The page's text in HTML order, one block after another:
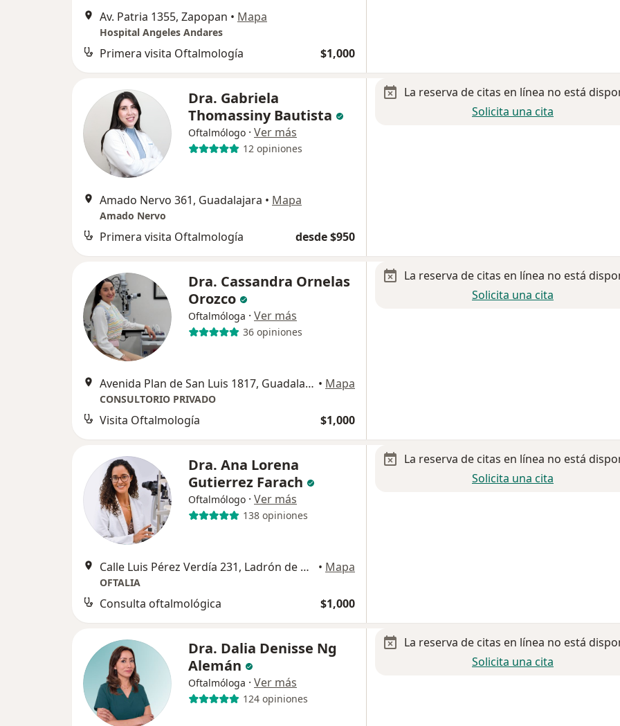
Av. Patria 1355, Zapopan • Mapa
Hospital Angeles Andares
Primera visita Oftalmología $1,000
Dra. Gabriela
Thomassiny Bautista
Oftalmólogo · Ver más
12 opiniones
Amado Nervo 361, Guadalajara • Mapa
Amado Nervo
Primera visita Oftalmología desde $950
La reserva de citas en línea no está
Solicita una cita
Dra. Cassandra Ornelas
Orozco
Oftalmóloga · Ver más
36 opiniones
Avenida Plan de San Luis 1817, Guadalajara • Mapa
CONSULTORIO PRIVADO
Visita Oftalmología $1,000
La reserva de citas en línea no está
Solicita una cita
Dra. Ana Lorena
Gutierrez Farach
Oftalmólogo · Ver más
138 opiniones
Calle Luis Pérez Verdía 231, Ladrón de Guevara, Ladron De Guevara, Guadalajara, Jalisco, México, Guadalajara • Mapa
OFTALIA
Consulta oftalmológica $1,000
La reserva de citas en línea no está
Solicita una cita
Dra. Dalia Denisse Ng
Alemán
Oftalmóloga · Ver más
124 opiniones
La reserva de citas en línea no está
Solicita una cita